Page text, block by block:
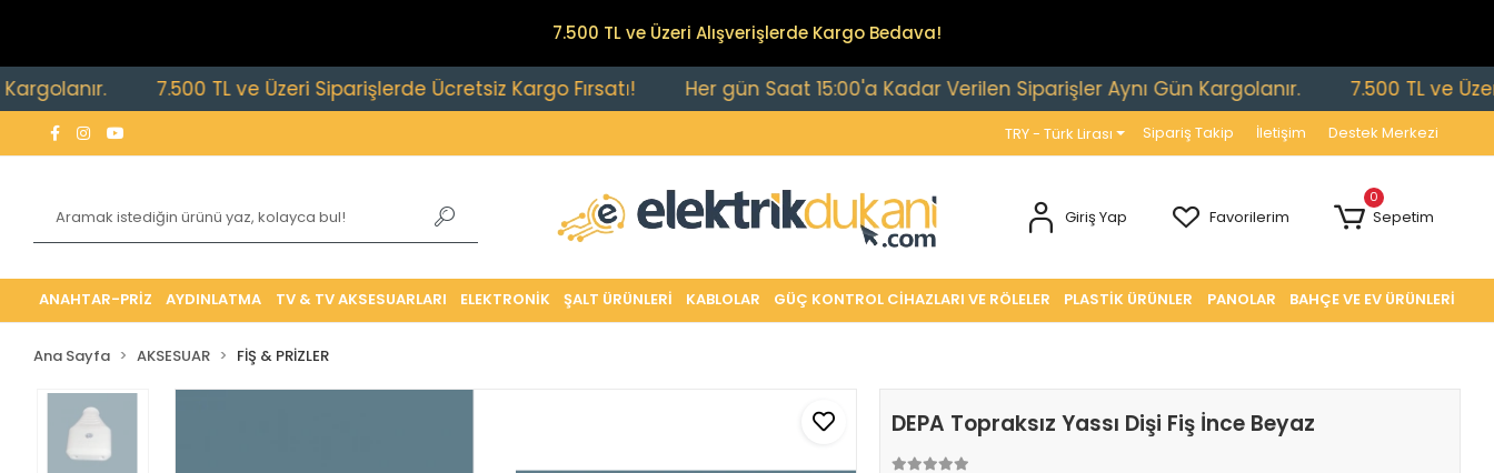
7.500 TL ve Üzeri Alışverişlerde Kargo Bedava!
7.500 TL ve Üzeri Siparişlerde Ücretsiz Kargo Fırsatı! Her gün Saat 15:00'a Kadar Verilen Siparişler Aynı Gün Kargolanır. 7.500 TL ve Üzeri
TRY - Türk Lirası Sipariş Takip İletişim Destek Merkezi
Giriş Yap Favorilerim
0
Sepetim
ANAHTAR-PRİZ AYDINLATMA TV & TV AKSESUARLARI ELEKTRONİK ŞALT ÜRÜNLERİ KABLOLAR GÜÇ KONTROL CİHAZLARI VE RÖLELER PLASTİK ÜRÜNLER PANOLAR BAHÇE VE EV ÜRÜNLERİ
Ana Sayfa AKSESUAR FİŞ & PRİZLER
DEPA Topraksız Yassı Dişi Fiş İnce Beyaz